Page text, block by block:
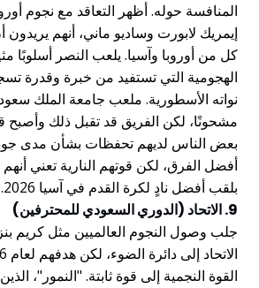
المنافسة حوله. أظهر التعاقد مع نجوم
إيمريك لابورت وساديو ماني، أنهم
كل من أوروبا وآسيا. يلعب النصر أسلوبًا
الهجومية التي تستفيد من خبرة وقدرة
نواته الأسطورية. ملعب جامعة الملك
مشحونًا، لكن الفريق قد تقبل ذلك وأصبح
بعض الناس لديهم تحفظات بشأن مدى
أفضل الفرق، لكن قوتهم النارية تعني
بلقب أفضل نادٍ لكرة القدم في آسيا 2026.
9. الاتحاد (الدوري السعودي للمحترفين)
جلب وصول النجوم العالميين مثل كريم
القوة النجمية إلى قوة ثابتة. "النمور"،